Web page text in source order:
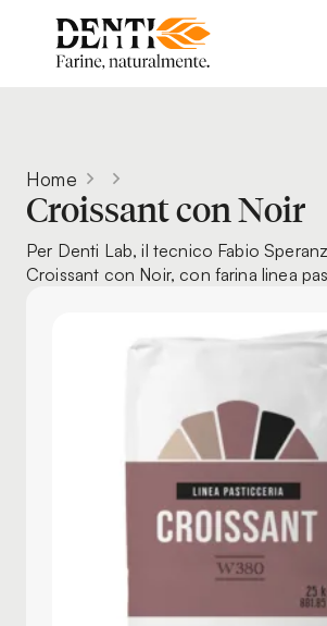
Home
Croissant con Noir
Per Denti Lab, il tecnico Fabio
Croissant con Noir, con farina linea